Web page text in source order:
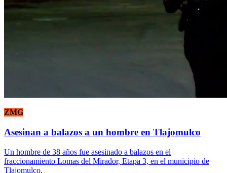
ZMG
Asesinan a balazos a un hombre en Tlajomulco
Un hombre de 38 años fue asesinado a balazos en el
fraccionamiento Lomas del Mirador, Etapa 3, en el municipio de
Tlajomulco.